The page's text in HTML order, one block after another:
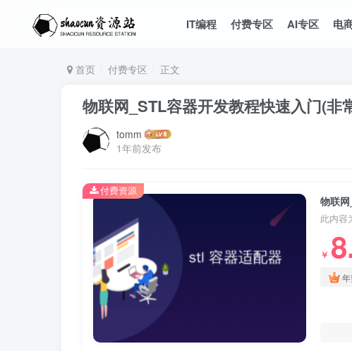
IT编程 付费专区 AI专区 电
首页 付费专区 正文
物联网_STL容器开发教程快速入门(非
tomm
1年前发布
物联
此内容
￥
付费资源